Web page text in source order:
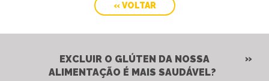
« VOLTAR
EXCLUIR O GLÚTEN DA NOSSA
ALIMENTAÇÃO É MAIS SAUDÁVEL?